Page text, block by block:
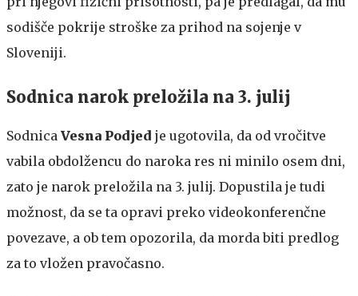
sodišče pokrije stroške za prihod na sojenje v
Sloveniji.
Sodnica narok preložila na 3. julij
Sodnica Vesna Podjed je ugotovila, da od vročitve
vabila obdolžencu do naroka res ni minilo osem dni,
zato je narok preložila na 3. julij. Dopustila je tudi
možnost, da se ta opravi preko videokonferenčne
povezave, a ob tem opozorila, da morda biti predlog
za to vložen pravočasno.